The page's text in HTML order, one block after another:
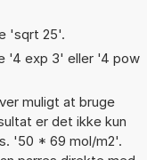
'sqrt 25'.
'4 exp 3' eller '4 pow
muligt at bruge
er det ikke kun
'50 * 69 mol/m2'.